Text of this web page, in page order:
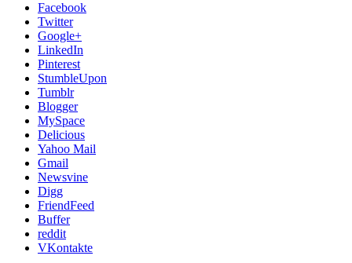
Facebook
Twitter
Google+
LinkedIn
Pinterest
StumbleUpon
Tumblr
Blogger
MySpace
Delicious
Yahoo Mail
Gmail
Newsvine
Digg
FriendFeed
Buffer
reddit
VKontakte